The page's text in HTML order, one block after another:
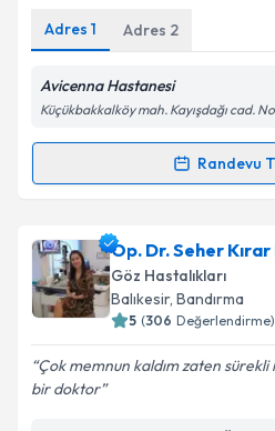
Adres 1 Adres 2
Avicenna Hastanesi
Küçükbakkalköy mah. Kayışdağı cad.
Randevu
Randevu Takvimi
Op. Dr. Cihan Ünlüiçin
oluşturun. Size bu uzmandan
takvim hazırlandığında e-
Op. Dr. Seher
Göz Hastalıkları
Balıkesir, Bandırma
5 (306 Değerlendirme)
Çok memnun kaldım zaten sürekli
bir doktor